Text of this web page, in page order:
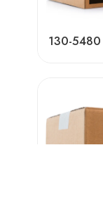
130-5480